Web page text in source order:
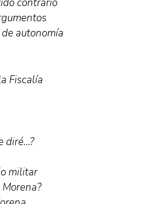
autonomía
Fiscalía
diré…?
militar